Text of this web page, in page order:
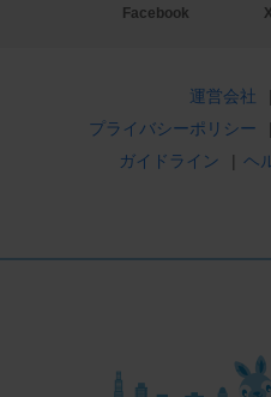
Facebook X
運営会社 |
プライバシーポリシー
|
ガイドライン
| ヘ